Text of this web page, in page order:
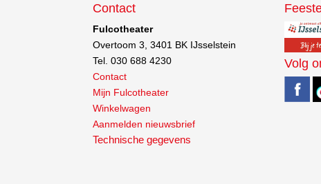
Contact
Fulcotheater
Overtoom 3, 3401 BK IJsselstein
Tel. 030 688 4230
Contact
Mijn Fulcotheater
Winkelwagen
Aanmelden nieuwsbrief
Technische gegevens
Volg